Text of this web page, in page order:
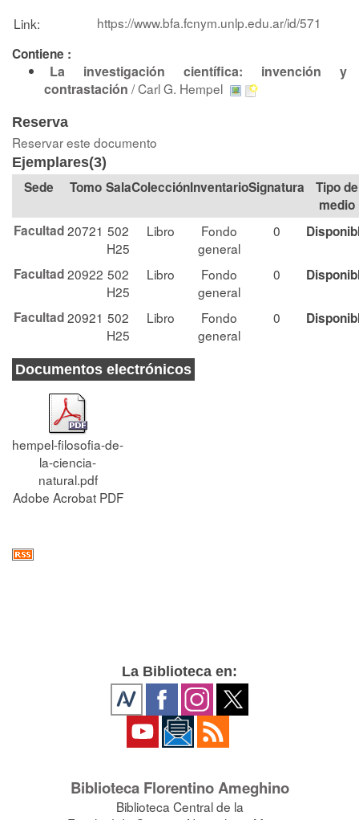
Link:
https://www.bfa.fcnym.unlp.edu.ar/id/571
Contiene :
La investigación científica: invención y
contrastación /Carl G. Hempel
Reserva
Reservar este documento
Ejemplares(3)
Tomo SalaColección Signatura
Tipo de
medio
Facultad20721 502
H25
Libro
Fondo
general
0
Facultad20922 502
H25
Libro
Fondo
general
0
Facultad20921 502
H25
Libro
Fondo
general
0
Documentos electrónicos
hempel-filosofia-de-
la-ciencia-
natural.pdf
Adobe Acrobat PDF
La Biblioteca en:
Biblioteca Florentino Ameghino
Biblioteca Central de la